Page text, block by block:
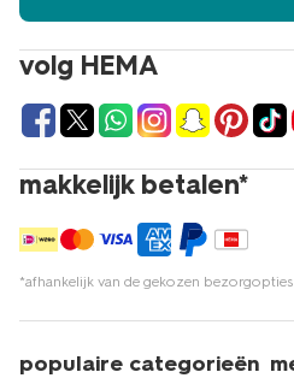
volg HEMA
makkelijk betalen*
*afhankelijk van de gekozen bezorgopties
populaire categorieën